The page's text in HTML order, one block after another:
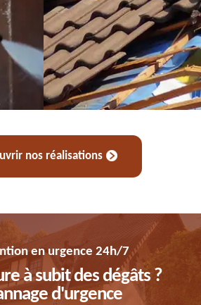
nos réalisations
en urgence 24h/7
à subit des dégâts ?
d'urgence